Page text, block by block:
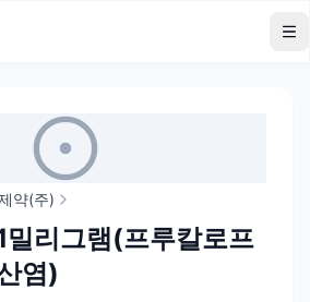
약(주)
밀리그램(프루칼로프
염)